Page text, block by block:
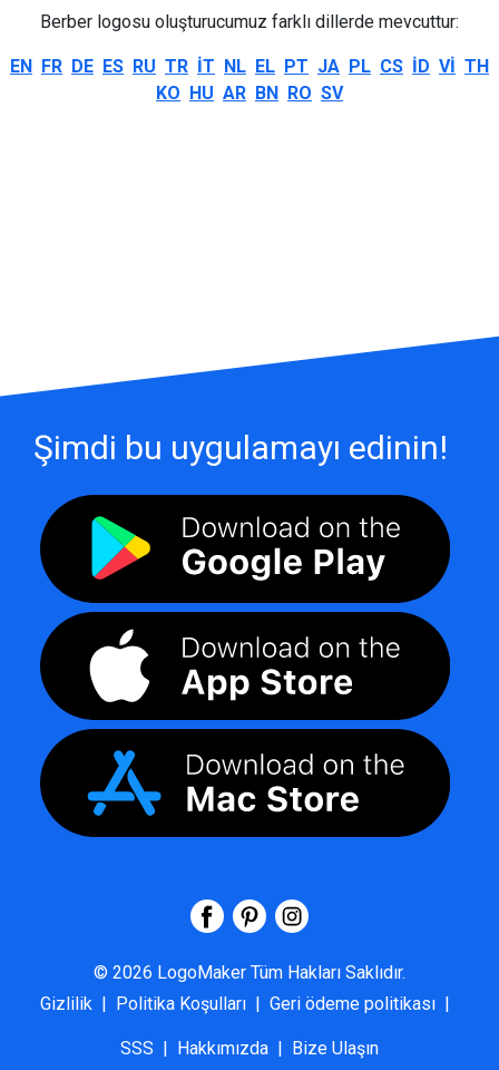
Berber logosu oluşturucumuz farklı dillerde mevcuttur:
EN FR DE ES RU TR IT NL EL PT JA PL CS ID VI TH
KO HU AR BN RO SV
Şimdi bu uygulamayı edinin!
© 2026 LogoMaker Tüm Hakları Saklıdır.
Gizlilik | Politika Koşulları | Geri ödeme politikası |
SSS | Hakkımızda | Bize Ulaşın